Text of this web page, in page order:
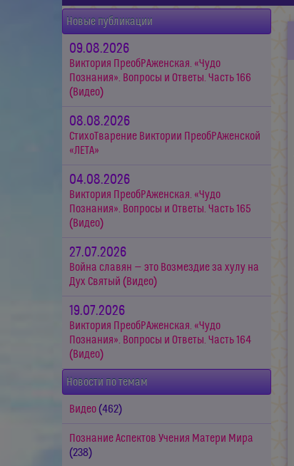
Новые публикации
09.08.2026
Виктория ПреобРАженская. «Чудо
Познания». Вопросы и Ответы. Часть 166
(Видео)
08.08.2026
СтихоТварение Виктории ПреобРАженской
«ЛЕТА»
04.08.2026
Виктория ПреобРАженская. «Чудо
Познания». Вопросы и Ответы. Часть 165
(Видео)
27.07.2026
Война славян — это Возмездие за хулу на
Дух Святый (Видео)
19.07.2026
Виктория ПреобРАженская. «Чудо
Познания». Вопросы и Ответы. Часть 164
(Видео)
Новости по темам
Видео (462)
Познание Аспектов Учения Матери Мира
(238)